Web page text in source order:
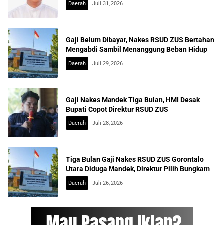
Daerah Juli 31, 2026
Gaji Belum Dibayar, Nakes RSUD ZUS Bertahan
Mengabdi Sambil Menanggung Beban Hidup
Daerah Juli 29, 2026
Gaji Nakes Mandek Tiga Bulan, HMI Desak
Bupati Copot Direktur RSUD ZUS
Daerah Juli 28, 2026
Tiga Bulan Gaji Nakes RSUD ZUS Gorontalo
Utara Diduga Mandek, Direktur Pilih Bungkam
Daerah Juli 26, 2026